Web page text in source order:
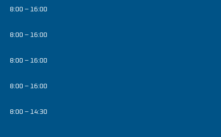
8:00 – 16:00
8:00 – 16:00
8:00 – 16:00
8:00 – 16:00
8:00 – 14:30